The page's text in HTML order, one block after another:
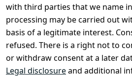
with third parties that we name
processing may be carried out
basis of a legitimate interest.
refused. There is a right not to
or withdraw consent at a later
Legal disclosureand additional
Privacy Policy
Declaration of
accessibility
Cancellation
rights